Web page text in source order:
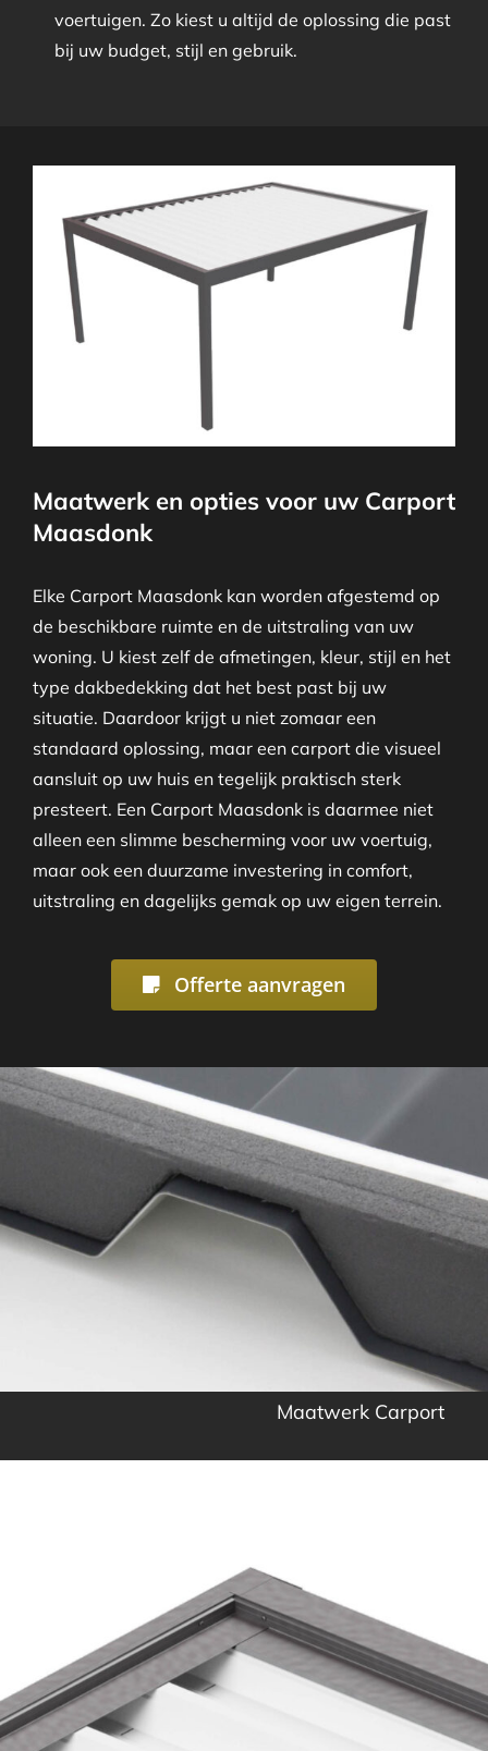
voertuigen. Zo kiest u altijd de oplossing die past
bij uw budget, stijl en gebruik.
Maatwerk en opties voor uw Carport
Maasdonk
Elke Carport Maasdonk kan worden afgestemd op
de beschikbare ruimte en de uitstraling van uw
woning. U kiest zelf de afmetingen, kleur, stijl en het
type dakbedekking dat het best past bij uw
situatie. Daardoor krijgt u niet zomaar een
standaard oplossing, maar een carport die visueel
aansluit op uw huis en tegelijk praktisch sterk
presteert. Een Carport Maasdonk is daarmee niet
alleen een slimme bescherming voor uw voertuig,
maar ook een duurzame investering in comfort,
uitstraling en dagelijks gemak op uw eigen terrein.
Offerte aanvragen
Maatwerk Carport